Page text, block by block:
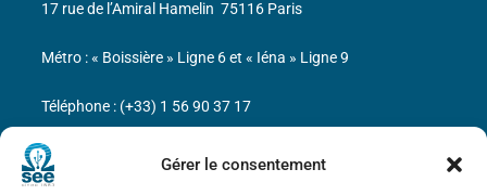
Gérer le consentement
17 rue de l’Amiral Hamelin 75116 Paris
Métro : « Boissière » Ligne 6 et « Iéna » Ligne 9
Téléphone : (+33) 1 56 90 37 17
N° de SIREN : 785 393 232, Code APE : 9412Z TVA intra-
communautaire : FR44 785 393 232